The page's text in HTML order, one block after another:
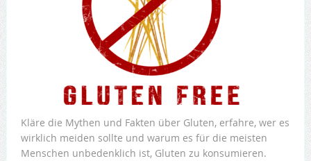
Kläre die Mythen und Fakten über Gluten, erfahre, wer es
wirklich meiden sollte und warum es für die meisten
Menschen unbedenklich ist, Gluten zu konsumieren.